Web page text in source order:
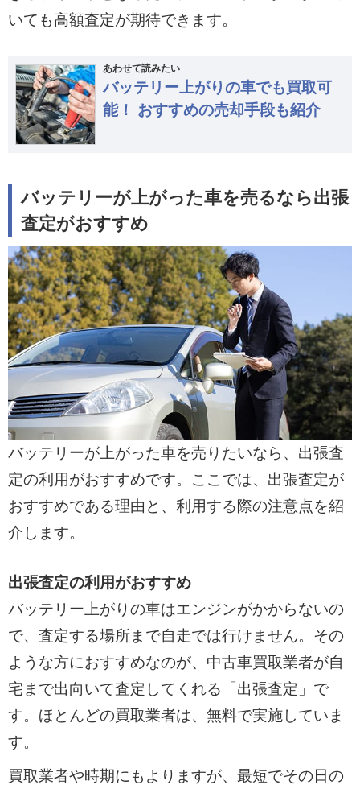
いても高額査定が期待できます。
あわせて読みたい
バッテリー上がりの車でも買取可
能！ おすすめの売却手段も紹介
バッテリーが上がった車を売るなら出張
査定がおすすめ
バッテリーが上がった車を売りたいなら、出張査
定の利用がおすすめです。ここでは、出張査定が
おすすめである理由と、利用する際の注意点を紹
介します。
出張査定の利用がおすすめ
バッテリー上がりの車はエンジンがかからないの
で、査定する場所まで自走では行けません。その
ような方におすすめなのが、中古車買取業者が自
宅まで出向いて査定してくれる「出張査定」で
す。ほとんどの買取業者は、無料で実施していま
す。
買取業者や時期にもよりますが、最短でその日の